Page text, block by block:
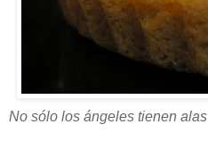
No sólo los ángeles tienen alas